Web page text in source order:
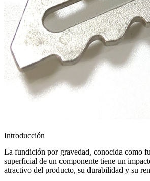
Introducción
La fundición por gravedad, conocida como
superficial de un componente tiene un
atractivo del producto, su durabilidad y su